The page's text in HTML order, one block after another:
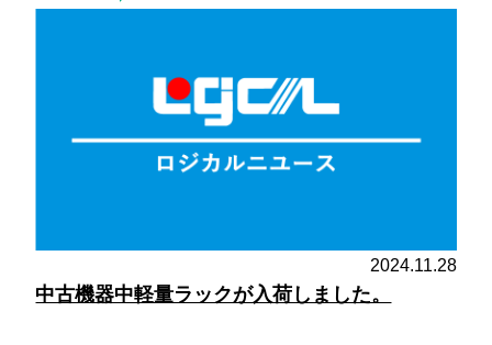
2024.11.28
中古機器中軽量ラックが入荷しました。